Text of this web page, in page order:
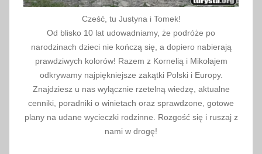
Cześć, tu Justyna i Tomek!
Od blisko 10 lat udowadniamy, że podróże po
narodzinach dzieci nie kończą się, a dopiero nabierają
prawdziwych kolorów! Razem z Kornelią i Mikołajem
odkrywamy najpiękniejsze zakątki Polski i Europy.
Znajdziesz u nas wyłącznie rzetelną wiedzę, aktualne
cenniki, poradniki o winietach oraz sprawdzone, gotowe
plany na udane wycieczki rodzinne. Rozgość się i ruszaj z
nami w drogę!